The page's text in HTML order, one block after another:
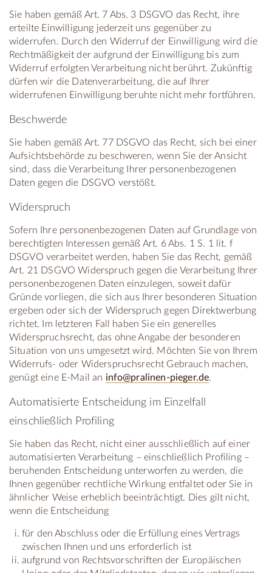
Sie haben gemäß Art. 7 Abs. 3 DSGVO das Recht, ihre
erteilte Einwilligung jederzeit uns gegenüber zu
widerrufen. Durch den Widerruf der Einwilligung wird die
Rechtmäßigkeit der aufgrund der Einwilligung bis zum
Widerruf erfolgten Verarbeitung nicht berührt. Zukünftig
dürfen wir die Datenverarbeitung, die auf Ihrer
widerrufenen Einwilligung beruhte nicht mehr fortführen.
Beschwerde
Sie haben gemäß Art. 77 DSGVO das Recht, sich bei einer
Aufsichtsbehörde zu beschweren, wenn Sie der Ansicht
sind, dass die Verarbeitung Ihrer personenbezogenen
Daten gegen die DSGVO verstößt.
Widerspruch
Sofern Ihre personenbezogenen Daten auf Grundlage von
berechtigten Interessen gemäß Art. 6 Abs. 1 S. 1 lit. f
DSGVO verarbeitet werden, haben Sie das Recht, gemäß
Art. 21 DSGVO Widerspruch gegen die Verarbeitung Ihrer
personenbezogenen Daten einzulegen, soweit dafür
Gründe vorliegen, die sich aus Ihrer besonderen Situation
ergeben oder sich der Widerspruch gegen Direktwerbung
richtet. Im letzteren Fall haben Sie ein generelles
Widerspruchsrecht, das ohne Angabe der besonderen
Situation von uns umgesetzt wird. Möchten Sie von Ihrem
Widerrufs- oder Widerspruchsrecht Gebrauch machen,
genügt eine E-Mail an info@pralinen-pieger.de.
Automatisierte Entscheidung im Einzelfall
einschließlich Profiling
Sie haben das Recht, nicht einer ausschließlich auf einer
automatisierten Verarbeitung – einschließlich Profiling –
beruhenden Entscheidung unterworfen zu werden, die
Ihnen gegenüber rechtliche Wirkung entfaltet oder Sie in
ähnlicher Weise erheblich beeinträchtigt. Dies gilt nicht,
wenn die Entscheidung
für den Abschluss oder die Erfüllung eines Vertrags
zwischen Ihnen und uns erforderlich ist
aufgrund von Rechtsvorschriften der Europäischen